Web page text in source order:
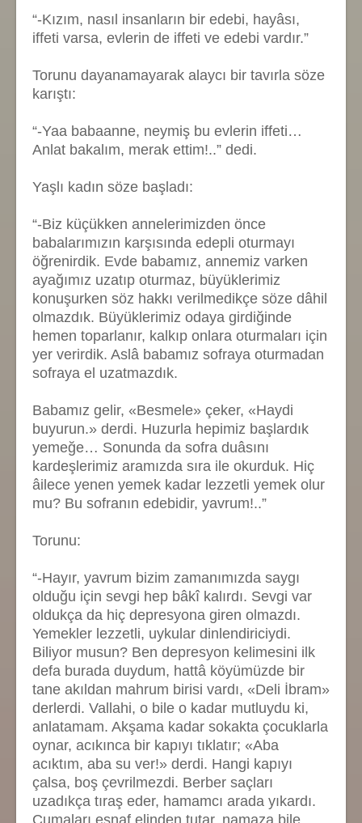
“-Kızım, nasıl insanların bir edebi, hayâsı,
iffeti varsa, evlerin de iffeti ve edebi vardır.”
Torunu dayanamayarak alaycı bir tavırla söze
karıştı:
“-Yaa babaanne, neymiş bu evlerin iffeti…
Anlat bakalım, merak ettim!..” dedi.
Yaşlı kadın söze başladı:
“-Biz küçükken annelerimizden önce
babalarımızın karşısında edepli oturmayı
öğrenirdik. Evde babamız, annemiz varken
ayağımız uzatıp oturmaz, büyüklerimiz
konuşurken söz hakkı verilmedikçe söze dâhil
olmazdık. Büyüklerimiz odaya girdiğinde
hemen toparlanır, kalkıp onlara oturmaları için
yer verirdik. Aslâ babamız sofraya oturmadan
sofraya el uzatmazdık.
Babamız gelir, «Besmele» çeker, «Haydi
buyurun.» derdi. Huzurla hepimiz başlardık
yemeğe… Sonunda da sofra duâsını
kardeşlerimiz aramızda sıra ile okurduk. Hiç
âilece yenen yemek kadar lezzetli yemek olur
mu? Bu sofranın edebidir, yavrum!..”
Torunu:
“-Hayır, yavrum bizim zamanımızda saygı
olduğu için sevgi hep bâkî kalırdı. Sevgi var
oldukça da hiç depresyona giren olmazdı.
Yemekler lezzetli, uykular dinlendiriciydi.
Biliyor musun? Ben depresyon kelimesini ilk
defa burada duydum, hattâ köyümüzde bir
tane akıldan mahrum birisi vardı, «Deli İbram»
derlerdi. Vallahi, o bile o kadar mutluydu ki,
anlatamam. Akşama kadar sokakta çocuklarla
oynar, acıkınca bir kapıyı tıklatır; «Aba
acıktım, aba su ver!» derdi. Hangi kapıyı
çalsa, boş çevrilmezdi. Berber saçları
uzadıkça tıraş eder, hamamcı arada yıkardı.
Cumaları esnaf elinden tutar, namaza bile